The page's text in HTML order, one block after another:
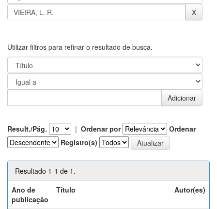
Utilizar filtros para refinar o resultado de busca.
Result./Pág. | Ordenar por
Ordenar
Registro(s)
Resultado 1-1 de 1.
Ano de
publicação
Título Autor(es)